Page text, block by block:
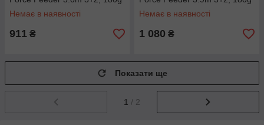
Немає в наявності
911 ₴
Немає в наявності
1 080 ₴
Показати ще
1 / 2